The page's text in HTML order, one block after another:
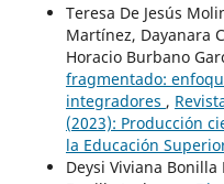
Teresa De Jesús
Martínez, Dayanara
Horacio Burbano
fragmentado:
integradores ,
(2023): Producción
la Educación
Deysi Viviana Bonilla